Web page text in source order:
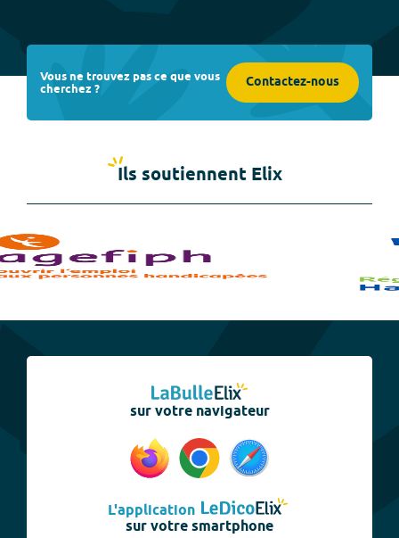
Vous ne trouvez pas ce que vous
cherchez ? Contactez-nous
Ils soutiennent Elix
sur votre navigateur
L'application
sur votre smartphone